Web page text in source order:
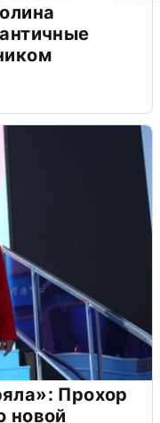
Прохор
новой